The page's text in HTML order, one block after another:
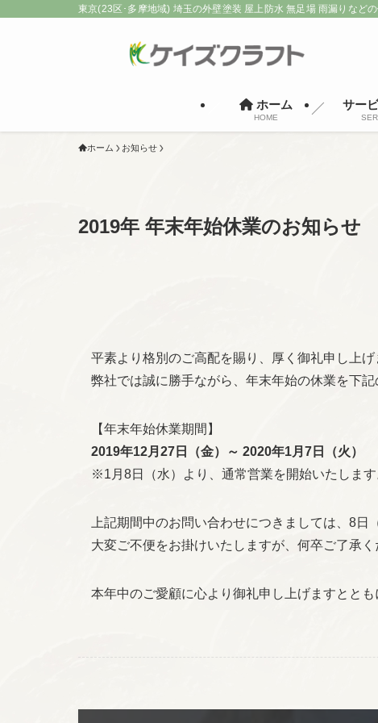
東京(23区･多摩地域) 埼玉の外壁塗装 屋上防水 無足場 雨漏りなど
ホーム
HOME
サー
ホーム お知らせ
2019年 年末年始休業のお知らせ
平素より格別のご高配を賜り、厚く御礼申し上げ
弊社では誠に勝手ながら、年末年始の休業を下記
【年末年始休業期間】
2019年12月27日（金）～ 2020年1月7日（火）
※1月8日（水）より、通常営業を開始いたします
上記期間中のお問い合わせにつきましては、8日
大変ご不便をお掛けいたしますが、何卒ご了承
本年中のご愛顧に心より御礼申し上げますとと